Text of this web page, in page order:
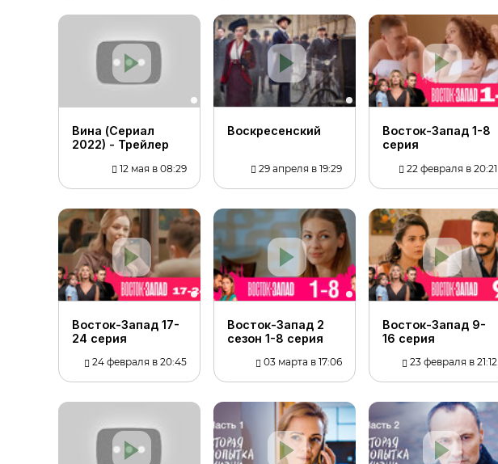
Вина (Сериал
2022) - Трейлер
12 мая в 08:29
Воскресенский
29 апреля в 19:29
Восток-Запад 1-8
серия
22 февраля в 20:21
Восток-Запад 17-
24 серия
24 февраля в 20:45
Восток-Запад 2
сезон 1-8 серия
03 марта в 17:06
Восток-Запад 9-
16 серия
23 февраля в 21:12